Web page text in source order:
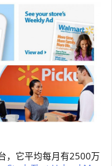
，它平均每月有2500万